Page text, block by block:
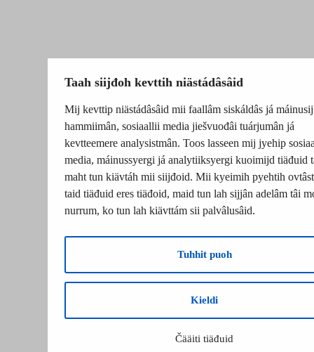
Taah siijđoh kevttih niästádâsâid
Mij kevttip niästádâsâid mii faallâm siskáldâs já máinusij
hammiimân, sosiaallii media jiešvuođâi tuárjumân já
kevtteemere analysistmân. Toos lasseen mij jyehip
media, máinussyergi já analytiiksyergi kuoimijd tiäđuid
maht tun kiävtáh mii siijđoid. Mii kyeimih pyehtih
taid tiäđuid eres tiäđoid, maid tun lah sijjân adelâm tâi
nurrum, ko tun lah kiävttám sii palvâlusâid.
Tuhhit puoh
Kieldi
Čääiti tiäđuid